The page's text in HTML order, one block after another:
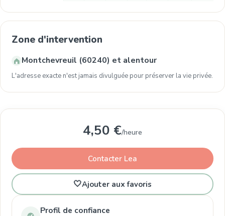
Zone d'intervention
Montchevreuil (60240) et alentour
L'adresse exacte n'est jamais divulguée pour préserver la vie privée.
4,50 €/heure
Contacter Lea
🤍Ajouter aux favoris
Profil de confiance